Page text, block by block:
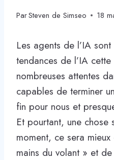
ParSteven de Simseo 18
Les agents de l’IA
tendances de l’IA
nombreuses attentes
capables de terminer
fin pour nous et
Et pourtant, une
moment, ce sera
mains du volant » et